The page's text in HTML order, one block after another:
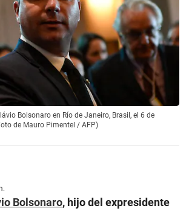
Bolsonaro en Río de Janeiro, Brasil, el 6 de
de Mauro Pimentel / AFP)
Bolsonaro, hijo del expresidente